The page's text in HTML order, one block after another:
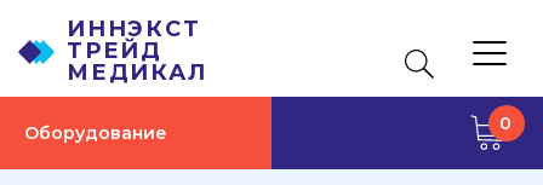
ИННЭКСТ
ТРЕЙД
МЕДИКАЛ
0
Оборудование